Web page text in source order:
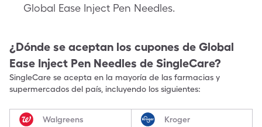
Global Ease Inject Pen Needles.
¿Dónde se aceptan los cupones de Global
Ease Inject Pen Needles de SingleCare?
SingleCare se acepta en la mayoría de las farmacias y
supermercados del país, incluyendo los siguientes:
Walgreens Kroger